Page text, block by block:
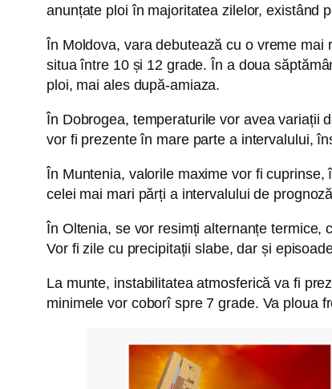
anunțate ploi în majoritatea zilelor, existând
În Moldova, vara debutează cu o vreme
situa între 10 și 12 grade. În a doua
ploi, mai ales după-amiaza.
În Dobrogea, temperaturile vor avea variații
vor fi prezente în mare parte a intervalului,
În Muntenia, valorile maxime vor fi
celei mai mari părți a intervalului de
În Oltenia, se vor resimți alternanțe termice,
Vor fi zile cu precipitații slabe, dar și
La munte, instabilitatea atmosferică va fi
minimele vor coborî spre 7 grade. Va ploua